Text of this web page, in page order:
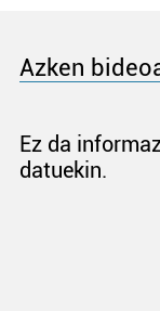
Azken
Ez da
datuekin.